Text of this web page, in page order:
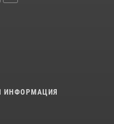
ИНФОРМАЦИЯ